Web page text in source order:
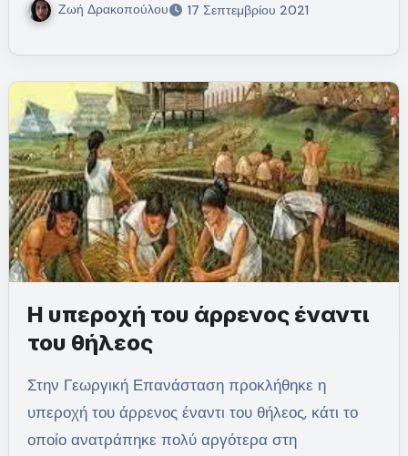
Ζωή Δρακοπούλου 17 Σεπτεμβρίου 2021
Η υπεροχή του άρρενος έναντι
του θήλεος
Στην Γεωργική Επανάσταση προκλήθηκε η
υπεροχή του άρρενος έναντι του θήλεος, κάτι το
οποίο ανατράπηκε πολύ αργότερα στη